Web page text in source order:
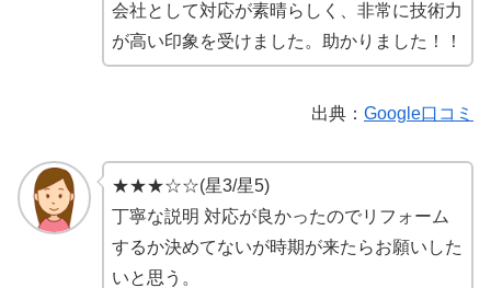
会社として対応が素晴らしく、非常に技術力
が高い印象を受けました。助かりました！！
出典： Google口コミ
★★★☆☆(星3/星5)
丁寧な説明 対応が良かったのでリフォーム
するか決めてないが時期が来たらお願いした
いと思う。